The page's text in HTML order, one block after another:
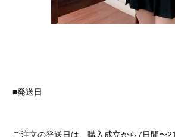
■発送日
ご注文の発送日は、購入成立から7日間〜